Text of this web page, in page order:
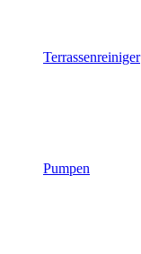
Terrassenreiniger
Pumpen